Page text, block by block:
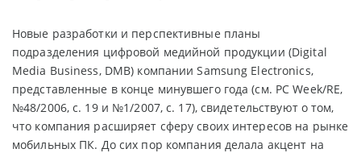
Новые разработки и перспективные планы
подразделения цифровой медийной продукции (Digital
Media Business, DMB) компании Samsung Electronics,
представленные в конце минувшего года (см. PC Week/RE,
№48/2006, с. 19 и №1/2007, с. 17), свидетельствуют о том,
что компания расширяет сферу своих интересов на рынке
мобильных ПК. До сих пор компания делала акцент на